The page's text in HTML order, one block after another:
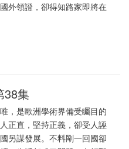
外領證，卻得知路家即將在
38集
，是歐洲學術界備受矚目的
正直，堅持正義，卻受人誣
另謀發展。不料剛一回國卻